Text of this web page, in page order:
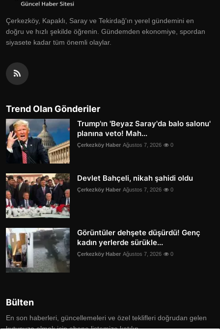
Çerkezköy, Kapaklı, Saray ve Tekirdağ'ın yerel gündemini en
doğru ve hızlı şekilde öğrenin. Gündemden ekonomiye, spordan
siyasete kadar tüm önemli olaylar.
Trend Olan Gönderiler
Trump'ın 'Beyaz Saray'da balo salonu'
planına veto! Mah...
Çerkezköy Haber Ağustos 7, 2026 0
Devlet Bahçeli, nikah şahidi oldu
Çerkezköy Haber Ağustos 7, 2026 0
Görüntüler dehşete düşürdü! Genç
kadın yerlerde sürükle...
Çerkezköy Haber Ağustos 7, 2026 0
Bülten
En son haberleri, güncellemeleri ve özel teklifleri doğrudan gelen
kutunuza almak için abone listemize katılın